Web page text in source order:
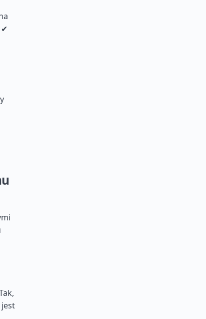
✔
jest